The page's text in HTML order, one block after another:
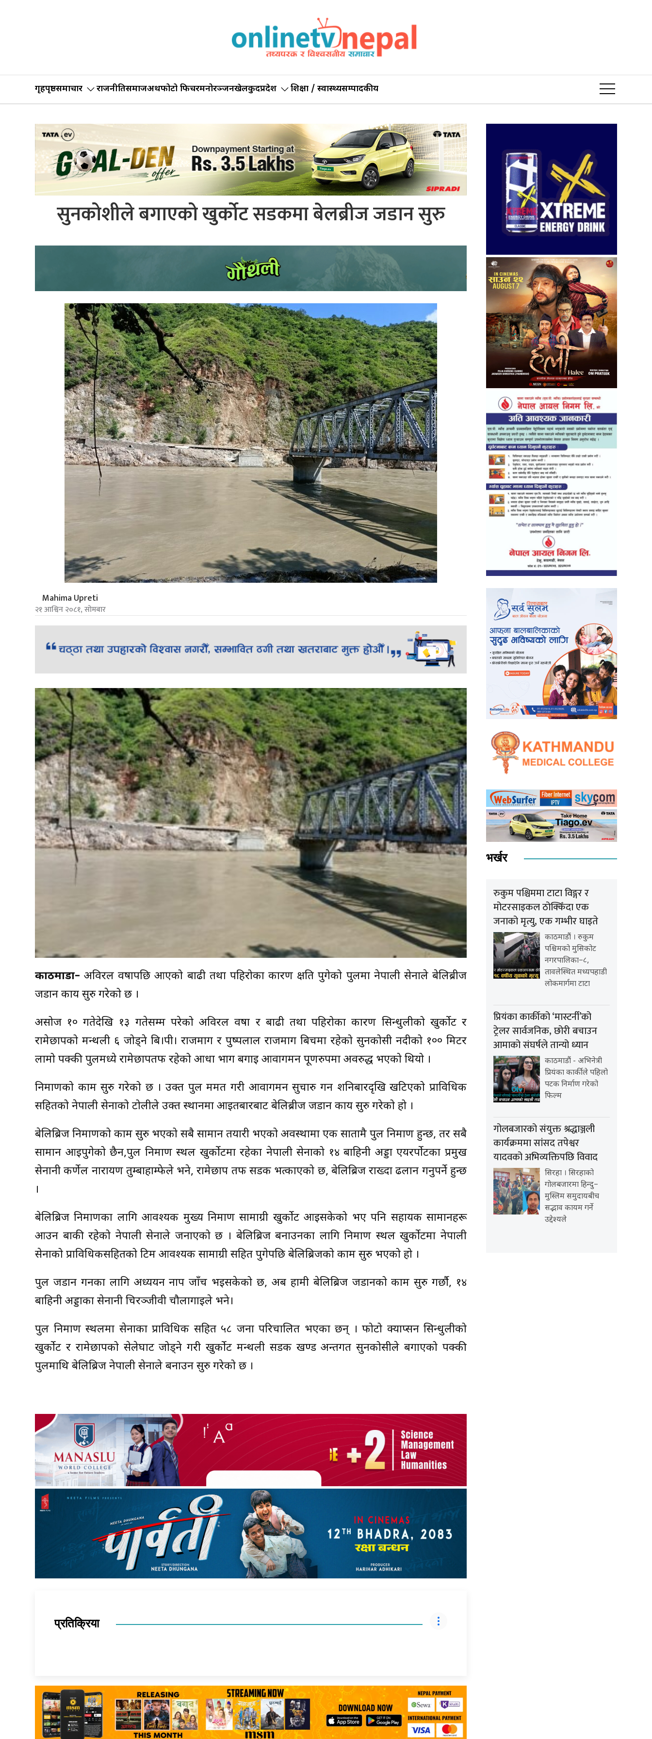
गृहपृष्ठसमाचार राजनीतिसमाजअर्थफोटो फिचरमनोरञ्जनखेलकुदप्रदेश शिक्षा / स्वास्थ्यसम्पादकीय
सुनकोशीले बगाएको खुर्कोट सडकमा बेलब्रीज जडान सुरु
Mahima Upreti
२१ आश्विन २०८१, सोमबार
काठमाडौं– अविरल वर्षापछि आएको बाढी तथा पहिरोका कारण क्षति पुगेको पुलमा नेपाली सेनाले बेलिब्रीज
जडान कार्य सुरु गरेको छ ।
असोज १० गतेदेखि १३ गतेसम्म परेको अविरल वर्षा र बाढी तथा पहिरोका कारण सिन्धुलीको खुर्कोट र
रामेछापको मन्थली ६ जोड्ने बि।पी। राजमार्ग र पुष्पलाल राजमार्ग बिचमा रहेको सुनकोसी नदीको १०० मिटर
लामो पक्की पुलमध्ये रामेछापतर्फ रहेको आधा भाग बगाई आवागमन पूर्णरुपमा अवरुद्ध भएको थियो ।
निर्माणको काम सुरु गरेको छ । उक्त पुल मर्मत गरी आवागमन सुचारु गर्न शनिबारदृखि खटिएको प्राविधिक
सहितको नेपाली सेनाको टोलीले उक्त स्थानमा आइतबारबाट बेलिब्रीज जडान कार्य सुरु गरेको हो ।
बेलिब्रिज निर्माणको काम सुरु भएको सबै सामान तयारी भएको अवस्थामा एक सातामै पुल निर्माण हुन्छ, तर सबै
सामान आइपुगेको छैन,पुल निर्माण स्थल खुर्कोटमा रहेका नेपाली सेनाको १४ बाहिनी अड्डा एयरर्पोटका प्रमुख
सेनानी कर्णेल नारायण तुम्बाहाम्फेले भने, रामेछाप तर्फ सडक भत्काएको छ, बेलिब्रिज राख्दा ढलान गर्नुपर्ने हुन्छ
।
बेलिब्रिज निर्माणका लागि आवश्यक मुख्य निर्माण सामाग्री खुर्कोट आइसकेको भए पनि सहायक सामानहरू
आउन बाकी रहेको नेपाली सेनाले जनाएको छ । बेलिब्रिज बनाउनका लागि निर्माण स्थल खुर्कोटमा नेपाली
सेनाको प्राविधिकसहितको टिम आवश्यक सामाग्री सहित पुगेपछि बेलिब्रिजको काम सुरु भएको हो ।
पुल जडान गर्नका लागि अध्ययन नाप जाँच भइसकेको छ, अब हामी बेलिब्रिज जडानको काम सुरु गर्छौ, १४
बाहिनी अड्डाका सेनानी चिरञ्जीवी चौलागाईले भने।
पुल निर्माण स्थलमा सेनाका प्राविधिक सहित ५८ जना परिचालित भएका छन् । फोटो क्याप्सन सिन्धुलीको
खुर्कोट र रामेछापको सेलेघाट जोड्ने गरी खुर्कोट मन्थली सडक खण्ड अन्तर्गत सुनकोसीले बगाएको पक्की
पुलमाथि बेलिब्रिज नेपाली सेनाले बनाउन सुरु गरेको छ ।
प्रतिक्रिया
भर्खर
रुकुम पश्चिममा टाटा विङ्गर र
मोटरसाइकल ठोक्किँदा एक
जनाको मृत्यु, एक गम्भीर घाइते
काठमाडौं । रुकुम
पश्चिमको मुसिकोट
नगरपालिका–८,
तावलेस्थित मध्यपहाडी
लोकमार्गमा टाटा
प्रियंका कार्कीको ‘मास्टर्नी’को
ट्रेलर सार्वजनिक, छोरी बचाउन
आमाको संघर्षले तान्यो ध्यान
काठमाडौं - अभिनेत्री
प्रियंका कार्कीले पहिलो
पटक निर्माण गरेको
फिल्म
गोलबजारको संयुक्त श्रद्धाञ्जली
कार्यक्रममा सांसद तपेश्वर
यादवको अभिव्यक्तिपछि विवाद
सिरहा । सिरहाको
गोलबजारमा हिन्दु–
मुस्लिम समुदायबीच
सद्भाव कायम गर्ने
उद्देश्यले